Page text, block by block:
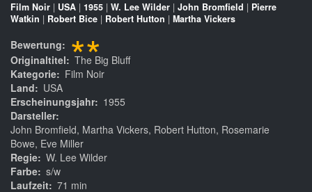
Film Noir | USA | 1955 | W. Lee Wilder | John Bromfield | Pierre
Watkin | Robert Bice | Robert Hutton | Martha Vickers
Bewertung **
Originaltitel
The Big Bluff
Kategorie
Film Noir
Land
USA
Erscheinungsjahr
1955
Darsteller
John Bromfield, Martha Vickers, Robert Hutton, Rosemarie
Bowe, Eve Miller
Regie W. Lee Wilder
Farbe s/w
Laufzeit 71 min